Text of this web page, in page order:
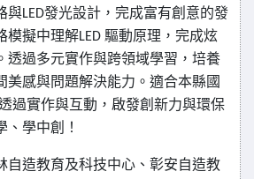
與LED發光設計，完成富有創意的發
模擬中理解LED 驅動原理，完成炫
透過多元實作與跨領域學習，培養
美感與問題解決能力。適合本縣國
過實作與互動，啟發創新力與環保
學中創！
自造教育及科技中心、彰安自造教